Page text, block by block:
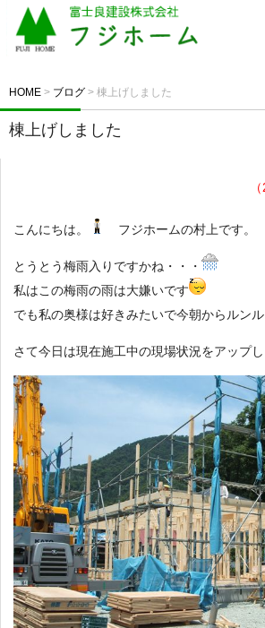
HOME > ブログ > 棟上げしました
棟上げしました
こんにちは。 フジホームの村上です。
とうとう梅雨入りですかね・・・
私はこの梅雨の雨は大嫌いです
でも私の奥様は好きみたいで今朝からルン
さて今日は現在施工中の現場状況をアップ